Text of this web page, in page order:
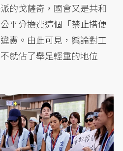
的戈薩奇，國會又是共和
平分擔費這個「禁止搭便
憲。由此可見，輿論對工
就佔了舉足輕重的地位